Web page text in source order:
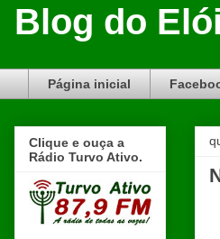
Blog do
Página inicial
Clique e ouça a
Rádio Turvo Ativo.